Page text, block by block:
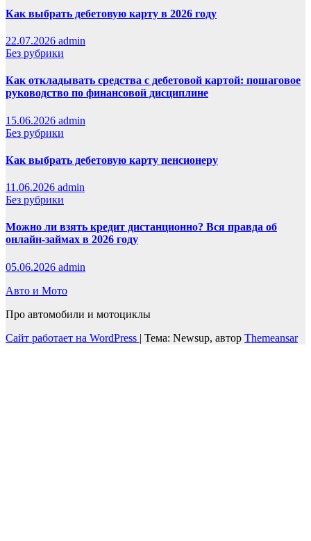
Как выбрать дебетовую карту в 2026 году
22.07.2026 admin
Без рубрики
Как откладывать средства с дебетовой картой: пошаговое
руководство по финансовой дисциплине
15.06.2026 admin
Без рубрики
Как выбрать дебетовую карту пенсионеру
11.06.2026 admin
Без рубрики
Можно ли взять кредит дистанционно? Вся правда об
онлайн-займах в 2026 году
05.06.2026 admin
Авто и Мото
Про автомобили и мотоциклы
Сайт работает на WordPress | Тема: Newsup, автор Themeansar